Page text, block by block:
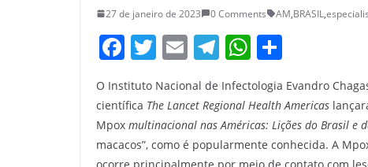
27 de janeiro de 2023 0 Comments AM,BRASIL,
F
a
c
e
b
T
itt
er
E
m
ai
l
T
el
e
gr
a
W
h
at
s
A
ar
e
O Instituto Nacional de Infectologia Evandro
científica The Lancet Regional Health Americas
Mpox multinacional nas Américas: Lições do Brasil e
macacos”, como é popularmente conhecida. A